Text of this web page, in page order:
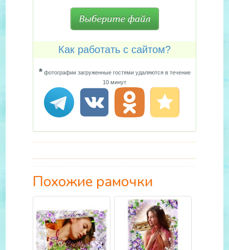
Как работать с сайтом?
*фотографии загруженные гостями удаляются в течение
10 минут
Похожие рамочки